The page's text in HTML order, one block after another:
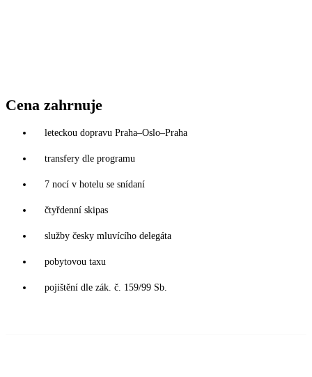
Cena zahrnuje
leteckou dopravu Praha–Oslo–Praha
transfery dle programu
7 nocí v hotelu se snídaní
čtyřdenní skipas
služby česky mluvícího delegáta
pobytovou taxu
pojištění dle zák. č. 159/99 Sb.